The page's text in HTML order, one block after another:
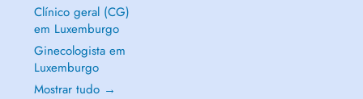
Clínico geral (CG)
em Luxemburgo
Ginecologista em
Luxemburgo
Mostrar tudo →